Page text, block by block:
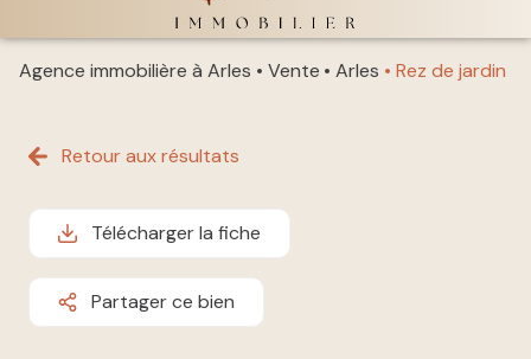
NOS
BIENSacheter
louer
pro
ÉQUIPE
Agence immobilière à Arles Vente Arles Rez de jardin
Retour aux résultats
Télécharger la fiche
Partager ce bien